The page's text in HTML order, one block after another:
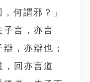
何謂邪？」
子言，亦言
，亦辯也；
，回亦言道